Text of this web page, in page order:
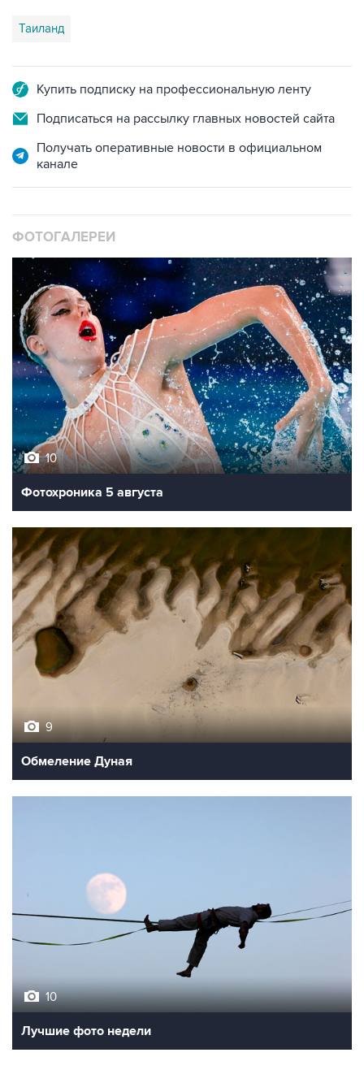
Таиланд
Купить подписку на профессиональную ленту
Подписаться на рассылку главных новостей сайта
Получать оперативные новости в официальном
канале
ФОТОГАЛЕРЕИ
10
Фотохроника 5 августа
9
Обмеление Дуная
10
Лучшие фото недели